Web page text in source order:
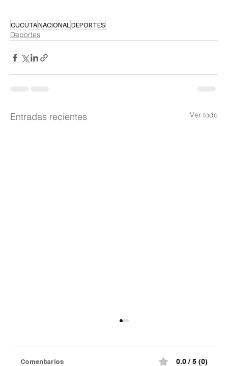
CUCUTANACIONALDEPORTES
Deportes
Entradas recientes Ver todo
Comentarios 0.0 / 5 (0)